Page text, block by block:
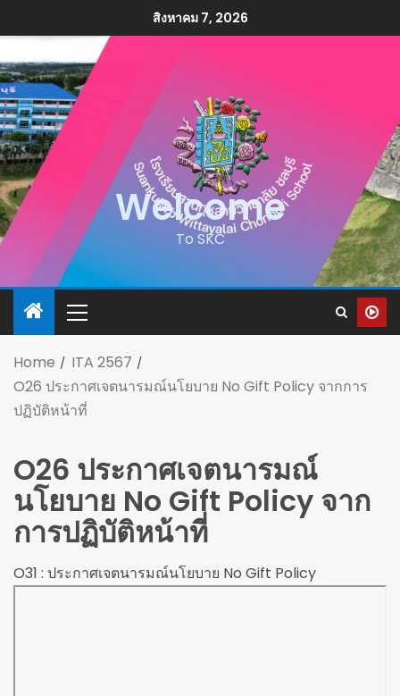
สิงหาคม 7, 2026
Welcome
To SKC
Home
ITA 2567
O26 ประกาศเจตนารมณ์นโยบาย No Gift Policy จากการ
ปฏิบัติหน้าที่
O26 ประกาศเจตนารมณ์
นโยบาย No Gift Policy จาก
การปฏิบัติหน้าที่
O31 : ประกาศเจตนารมณ์นโยบาย No Gift Policy